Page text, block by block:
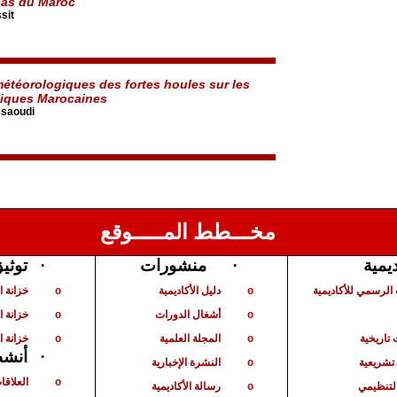
des fortes houles sur les
Marocaines
مخـــطط المـــــوقع
·
o خزانة
o خزانة
o خزانة
·
o
· منشورات
o دليل الأكاديمية
o أشغال الدورات
o المجلة العلمية
o النشرة الإخبارية
o رسالة الأكاديمية
للأكاديمية